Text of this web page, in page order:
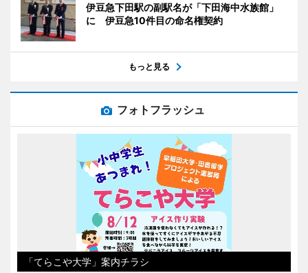
伊豆急下田駅の副駅名が「下田海中水族館」
に 伊豆急10件目の命名権契約
もっと見る
フォトフラッシュ
「てらこや大学」案内チラシ